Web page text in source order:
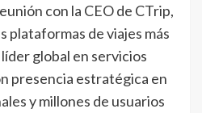
con la CEO de CTrip,
plataformas de viajes más
global en servicios
presencia estratégica en
y millones de usuarios